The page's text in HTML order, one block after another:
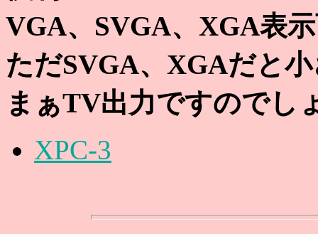
VGA、SVGA、XGA表
ただSVGA、XGAだと
まぁTV出力ですのでし
XPC-3